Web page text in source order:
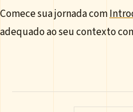
Comece sua jornada com
adequado ao seu contexto